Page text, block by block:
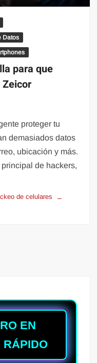
Datos
para que
proteger tu
demasiados datos
ubicación y más.
de hackers,
de celulares
EN
RÁPIDO